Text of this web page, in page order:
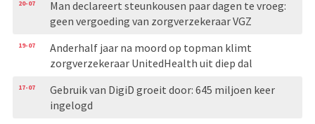
20-07
Man declareert steunkousen paar dagen te vroeg:
geen vergoeding van zorgverzekeraar VGZ
19-07
Anderhalf jaar na moord op topman klimt
zorgverzekeraar UnitedHealth uit diep dal
17-07
Gebruik van DigiD groeit door: 645 miljoen keer
ingelogd